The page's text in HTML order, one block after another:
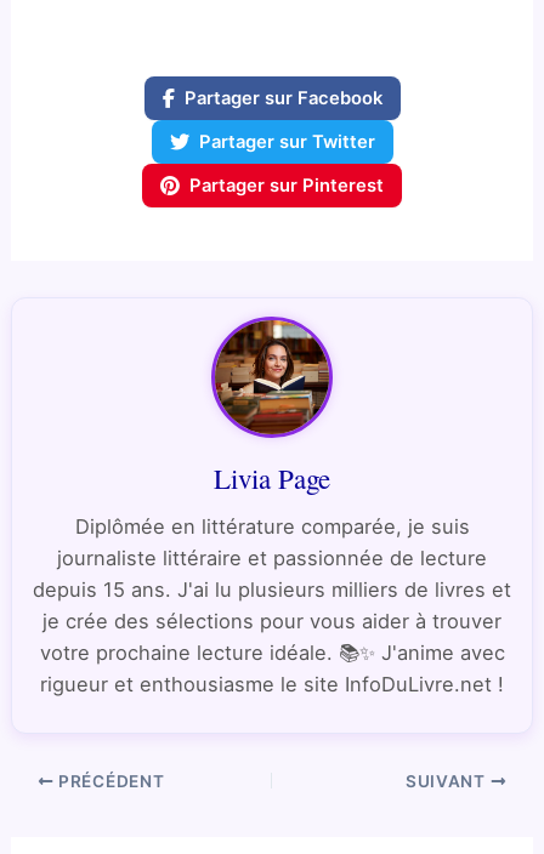
Partager sur Facebook
Partager sur Twitter
Partager sur Pinterest
Livia Page
Diplômée en littérature comparée, je suis
journaliste littéraire et passionnée de lecture
depuis 15 ans. J'ai lu plusieurs milliers de livres et
je crée des sélections pour vous aider à trouver
votre prochaine lecture idéale. 📚✨ J'anime avec
rigueur et enthousiasme le site InfoDuLivre.net !
PRÉCÉDENT SUIVANT